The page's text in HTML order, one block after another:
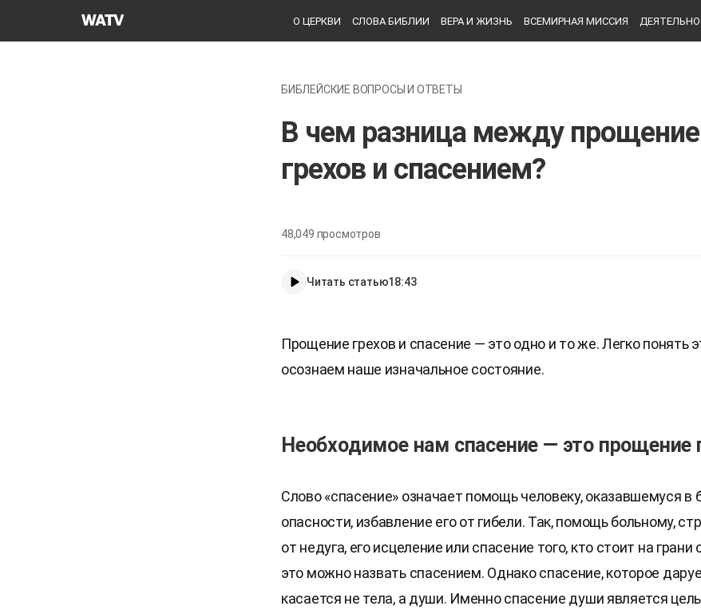
Церковь
О ЦЕРКВИ СЛОВА БИБЛИИ ВЕРА И ЖИЗНЬ ВСЕМИРНАЯ МИССИЯ
БИБЛЕЙСКИЕ ВОПРОСЫ И ОТВЕТЫ
В чем разница между
грехов и спасением?
48,049 просмотров
Читать статью18:43
Прощение грехов и спасение — это одно и то же. Легко понять
осознаем наше изначальное состояние.
Необходимое нам спасение — это прощение
Слово «спасение» означает помощь человеку, оказавшемуся в
опасности, избавление его от гибели. Так, помощь больному,
от недуга, его исцеление или спасение того, кто стоит на
это можно назвать спасением. Однако спасение, которое
касается не тела, а души. Именно спасение души является